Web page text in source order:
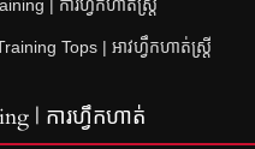
| ការហ្វឹកហាត់ស្ត្រី
Tops | អាវហ្វឹកហាត់ស្ត្រី
| ការហ្វឹកហាត់